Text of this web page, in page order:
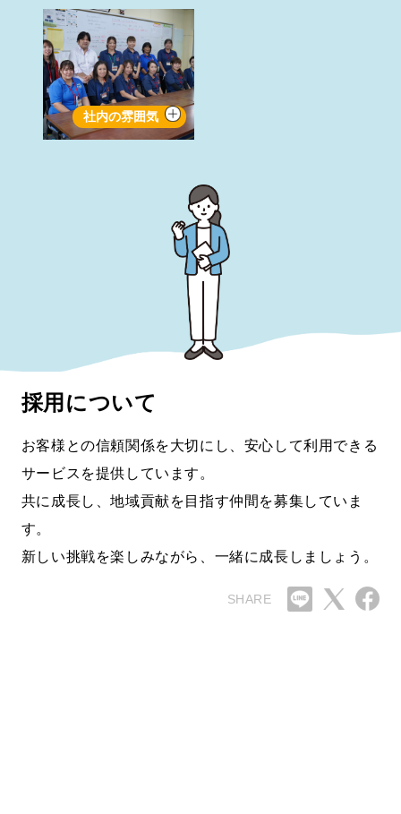
社内の雰囲気
採用について
お客様との信頼関係を大切にし、安心して利用できる
サービスを提供しています。
共に成長し、地域貢献を目指す仲間を募集していま
す。
新しい挑戦を楽しみながら、一緒に成長しましょう。
SHARE